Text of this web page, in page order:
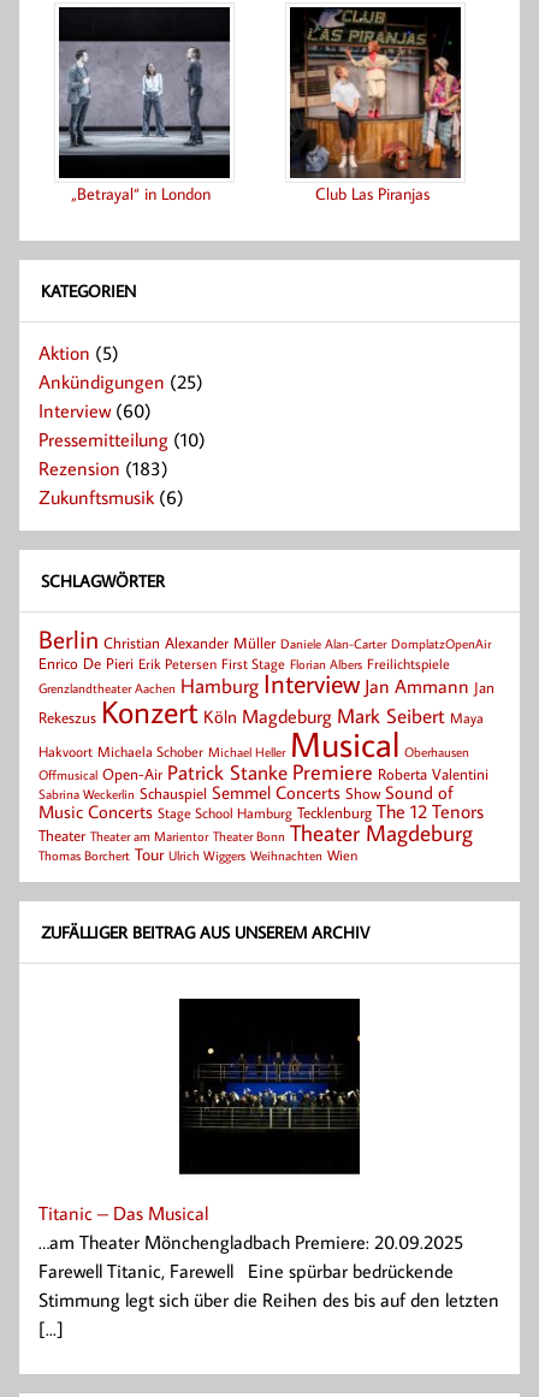
„Betrayal“ in London Club Las Piranjas
KATEGORIEN
Aktion (5)
Ankündigungen (25)
Interview(60)
Pressemitteilung (10)
Rezension (183)
Zukunftsmusik (6)
SCHLAGWÖRTER
Berlin Christian Alexander Müller Daniele Alan-Carter DomplatzOpenAir
Enrico De Pieri Erik Petersen First Stage Florian Albers Freilichtspiele
Grenzlandtheater Aachen Hamburg Interview Jan Ammann Jan
Rekeszus Konzert Köln Magdeburg Mark Seibert Maya
Hakvoort Michaela Schober Michael Heller Musical Oberhausen
Offmusical Open-Air Patrick Stanke Premiere Roberta Valentini
Sabrina Weckerlin Schauspiel Semmel Concerts Show Sound of
Music Concerts Stage School Hamburg Tecklenburg The 12 Tenors
Theater Theater am Marientor Theater Bonn Theater Magdeburg
Thomas Borchert Tour Ulrich Wiggers Weihnachten Wien
ZUFÄLLIGER BEITRAG AUS UNSEREM ARCHIV
Titanic – Das Musical
…am Theater Mönchengladbach Premiere: 20.09.2025
Farewell Titanic, Farewell Eine spürbar bedrückende
Stimmung legt sich über die Reihen des bis auf den letzten
[...]